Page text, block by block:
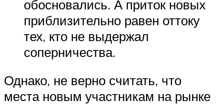
обосновались. А приток новых
приблизительно равен оттоку
тех, кто не выдержал
соперничества.
Однако, не верно считать, что
места новым участникам на рынке